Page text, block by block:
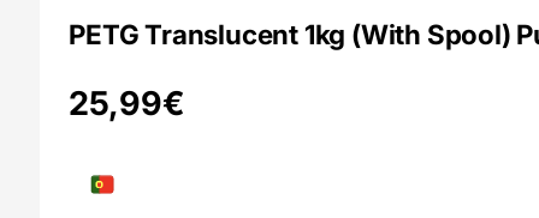
PETG Translucent 1kg (With Spool)
25,99€